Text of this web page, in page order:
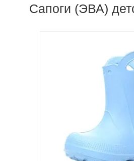
Сапоги (ЭВА)